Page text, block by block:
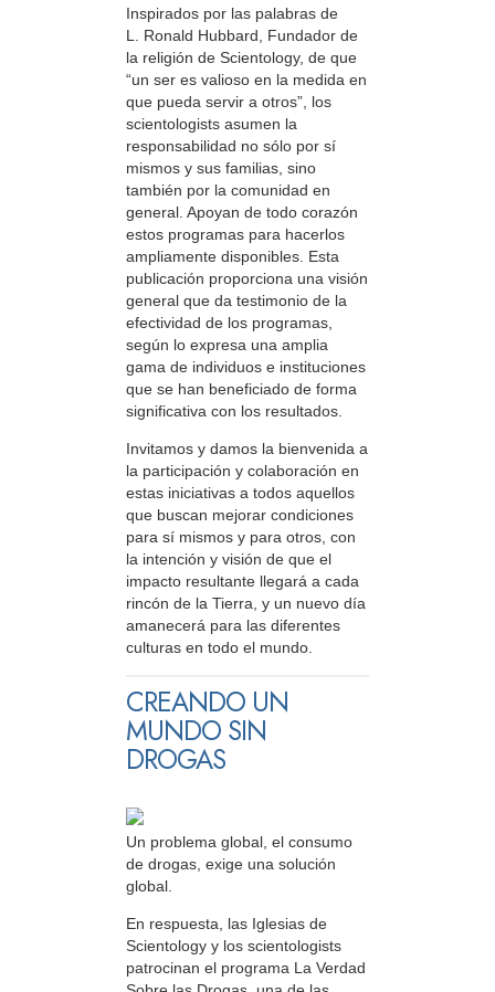
Inspirados por las palabras de
L. Ronald Hubbard, Fundador de
la religión de Scientology, de que
“un ser es valioso en la medida en
que pueda servir a otros”, los
scientologists asumen la
responsabilidad no sólo por sí
mismos y sus familias, sino
también por la comunidad en
general. Apoyan de todo corazón
estos programas para hacerlos
ampliamente disponibles. Esta
publicación proporciona una visión
general que da testimonio de la
efectividad de los programas,
según lo expresa una amplia
gama de individuos e instituciones
que se han beneficiado de forma
significativa con los resultados.
Invitamos y damos la bienvenida a
la participación y colaboración en
estas iniciativas a todos aquellos
que buscan mejorar condiciones
para sí mismos y para otros, con
la intención y visión de que el
impacto resultante llegará a cada
rincón de la Tierra, y un nuevo día
amanecerá para las diferentes
culturas en todo el mundo.
CREANDO UN
MUNDO SIN
DROGAS
Un problema global, el consumo
de drogas, exige una solución
global.
En respuesta, las Iglesias de
Scientology y los scientologists
patrocinan el programa La Verdad